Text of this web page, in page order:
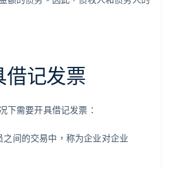
借记发票
下需要开具借记发票：
之间的交易中，称为企业对企业